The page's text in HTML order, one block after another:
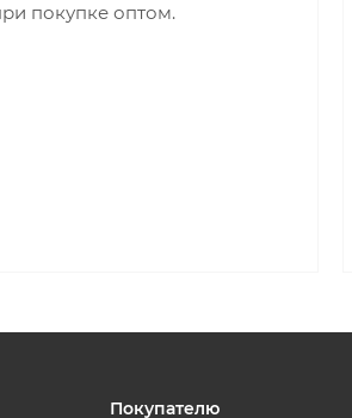
покупке оптом.
Покупателю